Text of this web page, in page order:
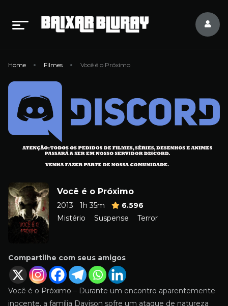
Home Filmes Você é o Próximo
Você é o Próximo
2013 1h 35m
6.596
Mistério
Suspense Terror
Compartilhe com seus amigos
Você é o Próximo – Durante um encontro aparentemente
inocente, a família Davison sofre um ataque de natureza